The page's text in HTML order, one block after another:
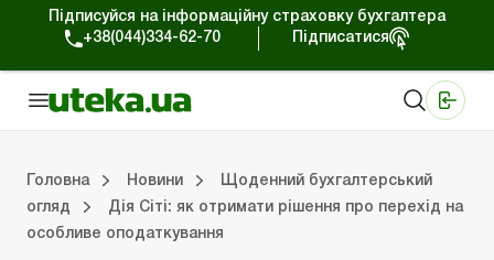
Підписуйся на інформаційну страховку бухгалтера
+38(044)334-62-70
Підписатися
Головна Новини
Щоденний бухгалтерський
огляд
Дія Сіті: як отримати рішення про перехід на
особливе оподаткування